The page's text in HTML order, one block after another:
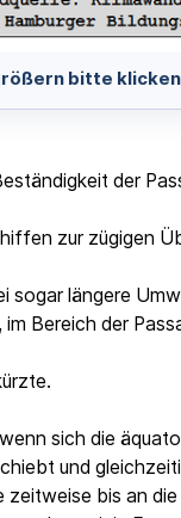
bitte klicken
der
zur zügigen
sogar längere
im Bereich der
sich die
und
zeitweise bis an